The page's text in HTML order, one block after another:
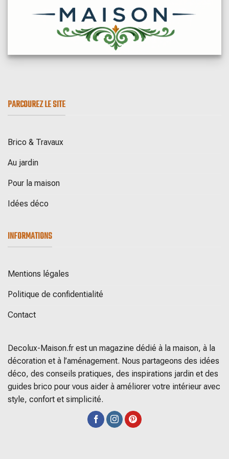
PARCOUREZ LE SITE
Brico & Travaux
Au jardin
Pour la maison
Idées déco
INFORMATIONS
Mentions légales
Politique de confidentialité
Contact
Decolux-Maison.fr est un magazine dédié à la maison, à la
décoration et à l’aménagement. Nous partageons des idées
déco, des conseils pratiques, des inspirations jardin et des
guides brico pour vous aider à améliorer votre intérieur avec
style, confort et simplicité.